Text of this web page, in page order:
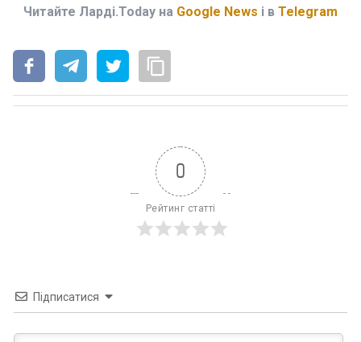
Читайте Ларді.Today на Google News і в Telegram
0
Рейтинг статті
Підписатися